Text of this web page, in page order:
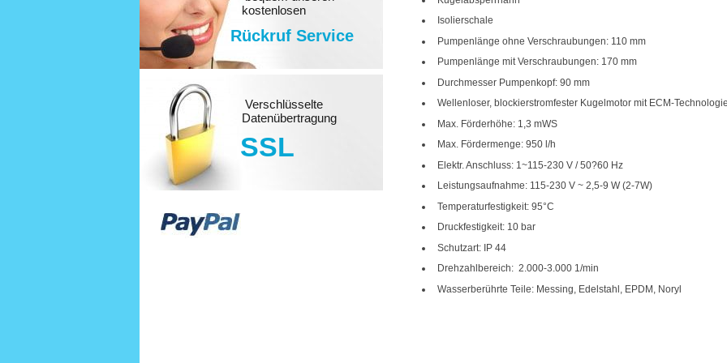
Isolierschale
Pumpenlänge ohne Verschraubungen: 110 mm
Pumpenlänge mit Verschraubungen: 170 mm
Durchmesser Pumpenkopf: 90 mm
Wellenloser, blockierstromfester Kugelmotor mit ECM-
Max. Förderhöhe: 1,3 mWS
Max. Fördermenge: 950 l/h
Elektr. Anschluss: 1~115-230 V / 50?60 Hz
Leistungsaufnahme: 115-230 V ~ 2,5-9 W (2-7W)
Temperaturfestigkeit: 95°C
Druckfestigkeit: 10 bar
Schutzart: IP 44
Drehzahlbereich: 2.000-3.000 1/min
Wasserberührte Teile: Messing, Edelstahl, EPDM, Noryl
kostenlosen
Rückruf Service
Verschlüsselte
Datenübertragung
SSL